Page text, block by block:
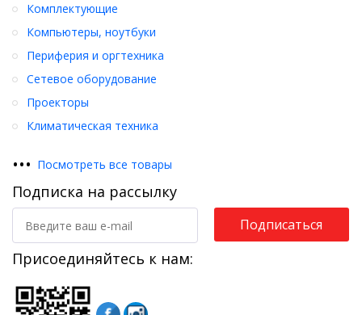
Комплектующие
Компьютеры, ноутбуки
Периферия и оргтехника
Сетевое оборудование
Проекторы
Климатическая техника
••• Посмотреть все товары
Подписка на рассылку
Подписаться
Присоединяйтесь к нам: